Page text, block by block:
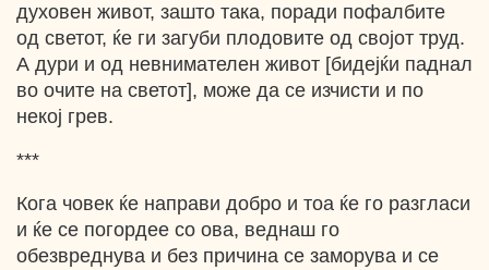
духовен живот, зашто така, поради пофалбите
од светот, ќе ги загуби плодовите од својот труд.
А дури и од невнимателен живот [бидејќи паднал
во очите на светот], може да се изчисти и по
некој грев.
***
Кога човек ќе направи добро и тоа ќе го разгласи
и ќе се погордее со ова, веднаш го
обезвреднува и без причина се заморува и се